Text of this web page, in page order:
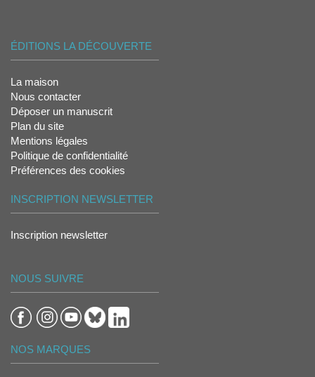
ÉDITIONS LA DÉCOUVERTE
La maison
Nous contacter
Déposer un manuscrit
Plan du site
Mentions légales
Politique de confidentialité
Préférences des cookies
INSCRIPTION NEWSLETTER
Inscription newsletter
NOUS SUIVRE
NOS MARQUES